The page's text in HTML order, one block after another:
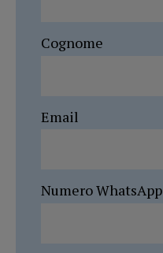
Cognome
Email
Numero WhatsApp